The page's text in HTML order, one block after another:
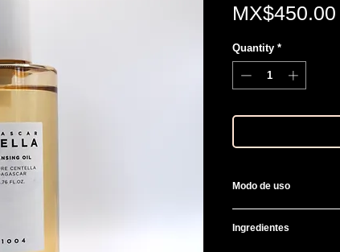
MX$450.00
Quantity *
Modo de uso
para remover
Ingredientes